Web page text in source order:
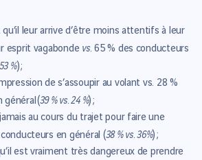
leur arrive d’être moins attentifs à leur
esprit vagabonde vs. 65 % des conducteurs
%) ;
de s’assoupir au volant vs. 28 %
(39 % vs. 24 %) ;
au cours du trajet pour faire une
en général (38 % vs. 36%) ;
est vraiment très dangereux de prendre